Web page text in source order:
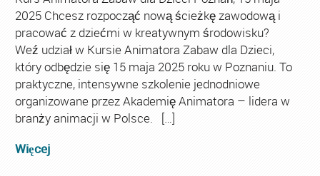
2025 Chcesz rozpocząć nową ścieżkę zawodową i
pracować z dziećmi w kreatywnym środowisku?
Weź udział w Kursie Animatora Zabaw dla Dzieci,
który odbędzie się 15 maja 2025 roku w Poznaniu. To
praktyczne, intensywne szkolenie jednodniowe
organizowane przez Akademię Animatora – lidera w
branży animacji w Polsce. […]
Więcej